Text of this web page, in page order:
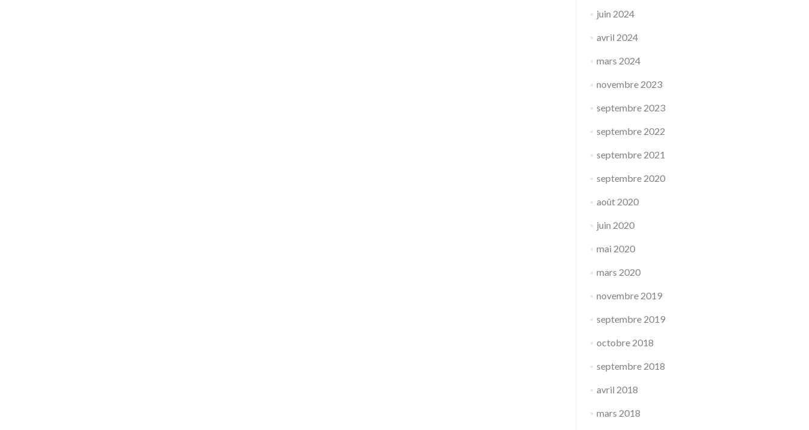
juin 2024
avril 2024
mars 2024
novembre 2023
septembre 2023
septembre 2022
septembre 2021
septembre 2020
août 2020
juin 2020
mai 2020
mars 2020
novembre 2019
septembre 2019
octobre 2018
septembre 2018
avril 2018
mars 2018